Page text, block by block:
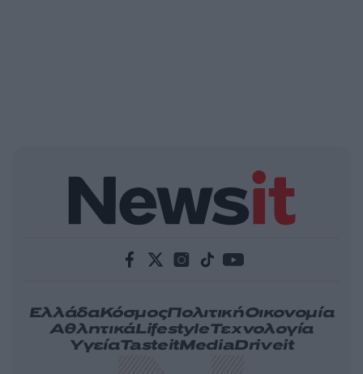
ΕλλάδαΚόσμοςΠολιτικήΟικονομία
ΑθλητικάLifestyleΤεχνολογία
ΥγείαTasteitMediaDriveit